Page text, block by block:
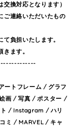
換対応となります）
連絡いただいたもの
負担いたします。
ます。
ートフレーム / グラフ
画 / 写真 / ポスター /
/ Instagram / ハリ
ミ / MARVEL / キャ